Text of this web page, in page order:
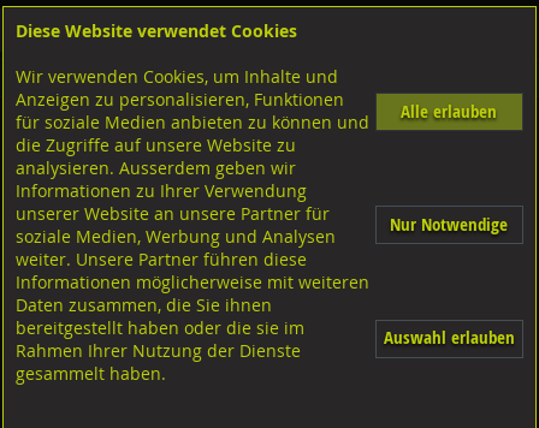
Shop Drahtstifte Drähte Nieten
Paschnägel SenkkopfStahl blank/Stk.,
Diese Website verwendet Cookies
Wir verwenden Cookies, um Inhalte und
Anzeigen zu personalisieren, Funktionen
für soziale Medien anbieten zu können und
die Zugriffe auf unsere Website zu
analysieren. Ausserdem geben wir
Informationen zu Ihrer Verwendung
unserer Website an unsere Partner für
soziale Medien, Werbung und Analysen
weiter. Unsere Partner führen diese
Informationen möglicherweise mit weiteren
Daten zusammen, die Sie ihnen
bereitgestellt haben oder die sie im
Rahmen Ihrer Nutzung der Dienste
gesammelt haben.
Alle erlauben
Nur Notwendige
Auswahl erlauben